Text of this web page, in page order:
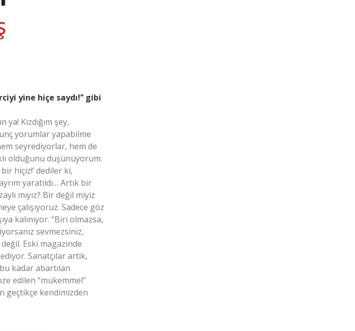
yine hiçe saydı!’’ gibi
Kızdığım şey,
yorumlar yapabilme
seyrediyorlar, hem de
olduğunu düşünüyorum.
hiçiz!’ dediler ki,
yaratıldı… Artık bir
mıyız? Bir değil miyiz
çalışıyoruz. Sadece göz
kalınıyor. “Biri olmazsa,
sevmezsiniz,
Eski magazinde
Sanatçılar artık,
kadar abartılan
edilen “mükemmel”
geçtikçe kendimizden